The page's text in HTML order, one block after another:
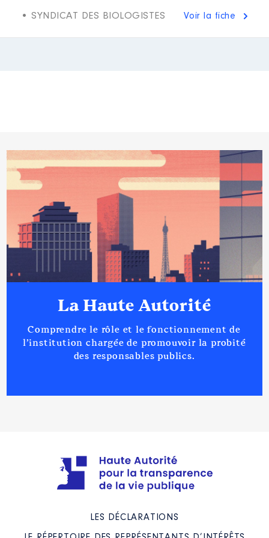
• SYNDICAT DES BIOLOGISTES Voir la fiche
La Haute Autorité
Comprendre le rôle et le fonctionnement de
l’institution chargée de promouvoir la probité
des responsables publics.
LES DÉCLARATIONS